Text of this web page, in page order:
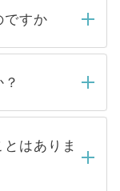
ですか
担当者がご
ルもしくは
ご連絡をせて
待ちくださ
ている求人の
ご覧いただ
公開求人は
公開してい
はありま